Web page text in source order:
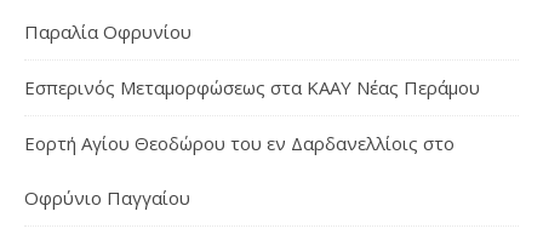
Παραλία Οφρυνίου
Εσπερινός Μεταμορφώσεως στα ΚΑΑΥ Νέας Περάμου
Εορτή Αγίου Θεοδώρου του εν Δαρδανελλίοις στο
Οφρύνιο Παγγαίου